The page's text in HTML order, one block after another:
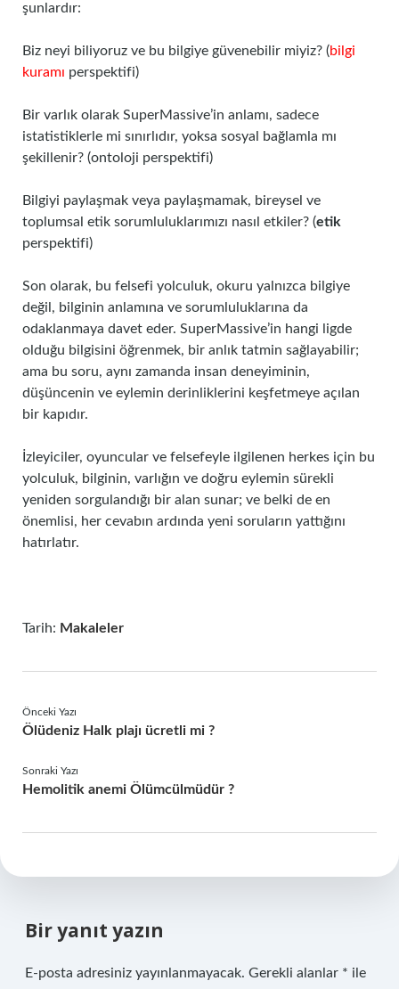
şunlardır:
Biz neyi biliyoruz ve bu bilgiye güvenebilir miyiz? (bilgi
kuramı perspektifi)
Bir varlık olarak SuperMassive’in anlamı, sadece
istatistiklerle mi sınırlıdır, yoksa sosyal bağlamla mı
şekillenir? (ontoloji perspektifi)
Bilgiyi paylaşmak veya paylaşmamak, bireysel ve
toplumsal etik sorumluluklarımızı nasıl etkiler? (etik
perspektifi)
Son olarak, bu felsefi yolculuk, okuru yalnızca bilgiye
değil, bilginin anlamına ve sorumluluklarına da
odaklanmaya davet eder. SuperMassive’in hangi ligde
olduğu bilgisini öğrenmek, bir anlık tatmin sağlayabilir;
ama bu soru, aynı zamanda insan deneyiminin,
düşüncenin ve eylemin derinliklerini keşfetmeye açılan
bir kapıdır.
İzleyiciler, oyuncular ve felsefeyle ilgilenen herkes için bu
yolculuk, bilginin, varlığın ve doğru eylemin sürekli
yeniden sorgulandığı bir alan sunar; ve belki de en
önemlisi, her cevabın ardında yeni soruların yattığını
hatırlatır.
Tarih: Makaleler
Önceki Yazı
Ölüdeniz Halk plajı ücretli mi ?
Sonraki Yazı
Hemolitik anemi Ölümcülmüdür ?
Bir yanıt yazın
E-posta adresiniz yayınlanmayacak. Gerekli alanlar * ile